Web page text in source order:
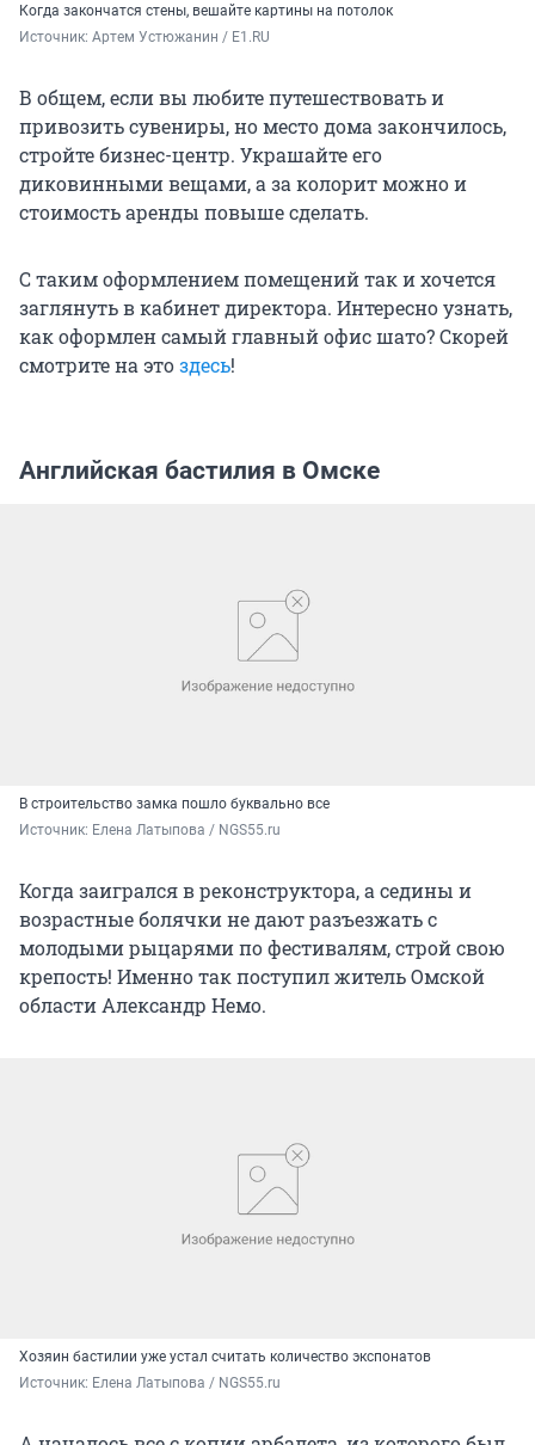
Когда закончатся стены, вешайте картины на потолок
Источник: Артем Устюжанин / Е1.RU
В общем, если вы любите путешествовать и
привозить сувениры, но место дома закончилось,
стройте бизнес-центр. Украшайте его
диковинными вещами, а за колорит можно и
стоимость аренды повыше сделать.
С таким оформлением помещений так и хочется
заглянуть в кабинет директора. Интересно узнать,
как оформлен самый главный офис шато? Скорей
смотрите на этоздесь!
Английская бастилия в Омске
В строительство замка пошло буквально все
Источник: Елена Латыпова / NGS55.ru
Когда заигрался в реконструктора, а седины и
возрастные болячки не дают разъезжать с
молодыми рыцарями по фестивалям, строй свою
крепость! Именно так поступил житель Омской
области Александр Немо.
Хозяин бастилии уже устал считать количество экспонатов
Источник: Елена Латыпова / NGS55.ru